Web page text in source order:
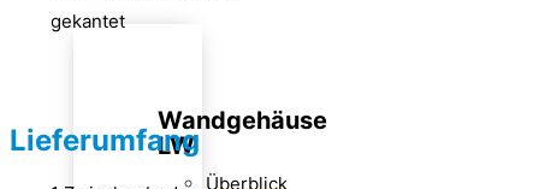
Wandgehäuse
LW
Überblick
gekantet
Lieferumfang